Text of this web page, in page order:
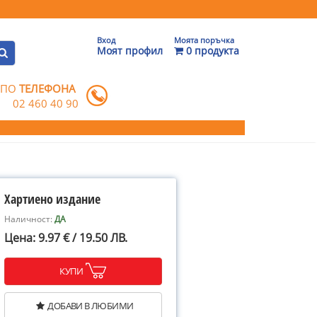
Вход
Моят профил
Моята поръчка
0 продукта
ПОТЕЛЕФОНА
02 460 40 90
Хартиено издание
Наличност:ДА
Цена: 9.97 € / 19.50 ЛВ.
КУПИ
ДОБАВИ В ЛЮБИМИ